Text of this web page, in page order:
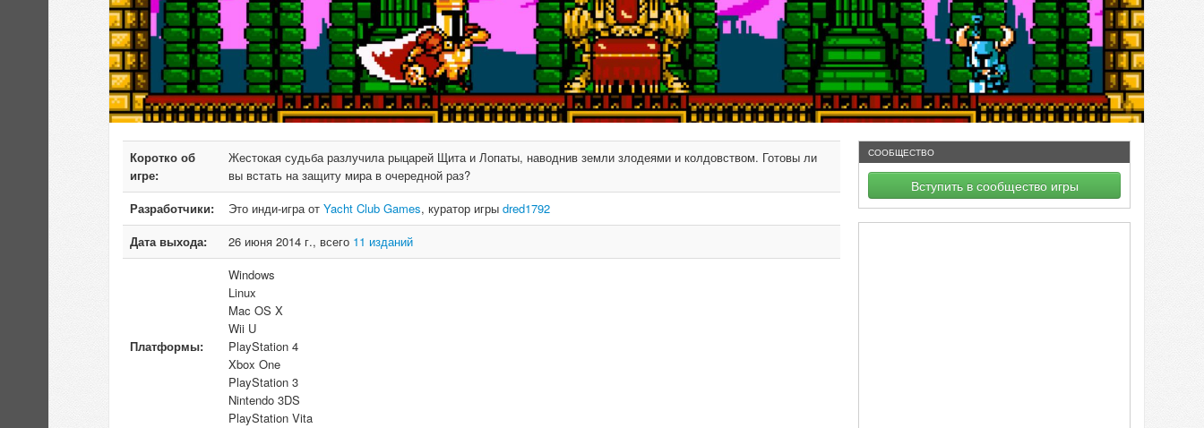
Коротко об
игре:
Жестокая судьба разлучила рыцарей Щита и Лопаты, наводнив земли злодеями и колдовством. Готовы ли
вы встать на защиту мира в очередной раз?
Разработчики:
Это инди-игра от Yacht Club Games, куратор игры dred1792
Дата выхода:
26 июня 2014 г., всего 11 изданий
Платформы:
Windows
Linux
Mac OS X
Wii U
PlayStation 4
Xbox One
PlayStation 3
Nintendo 3DS
PlayStation Vita
СООБЩЕСТВО
Вступить в сообщество игры